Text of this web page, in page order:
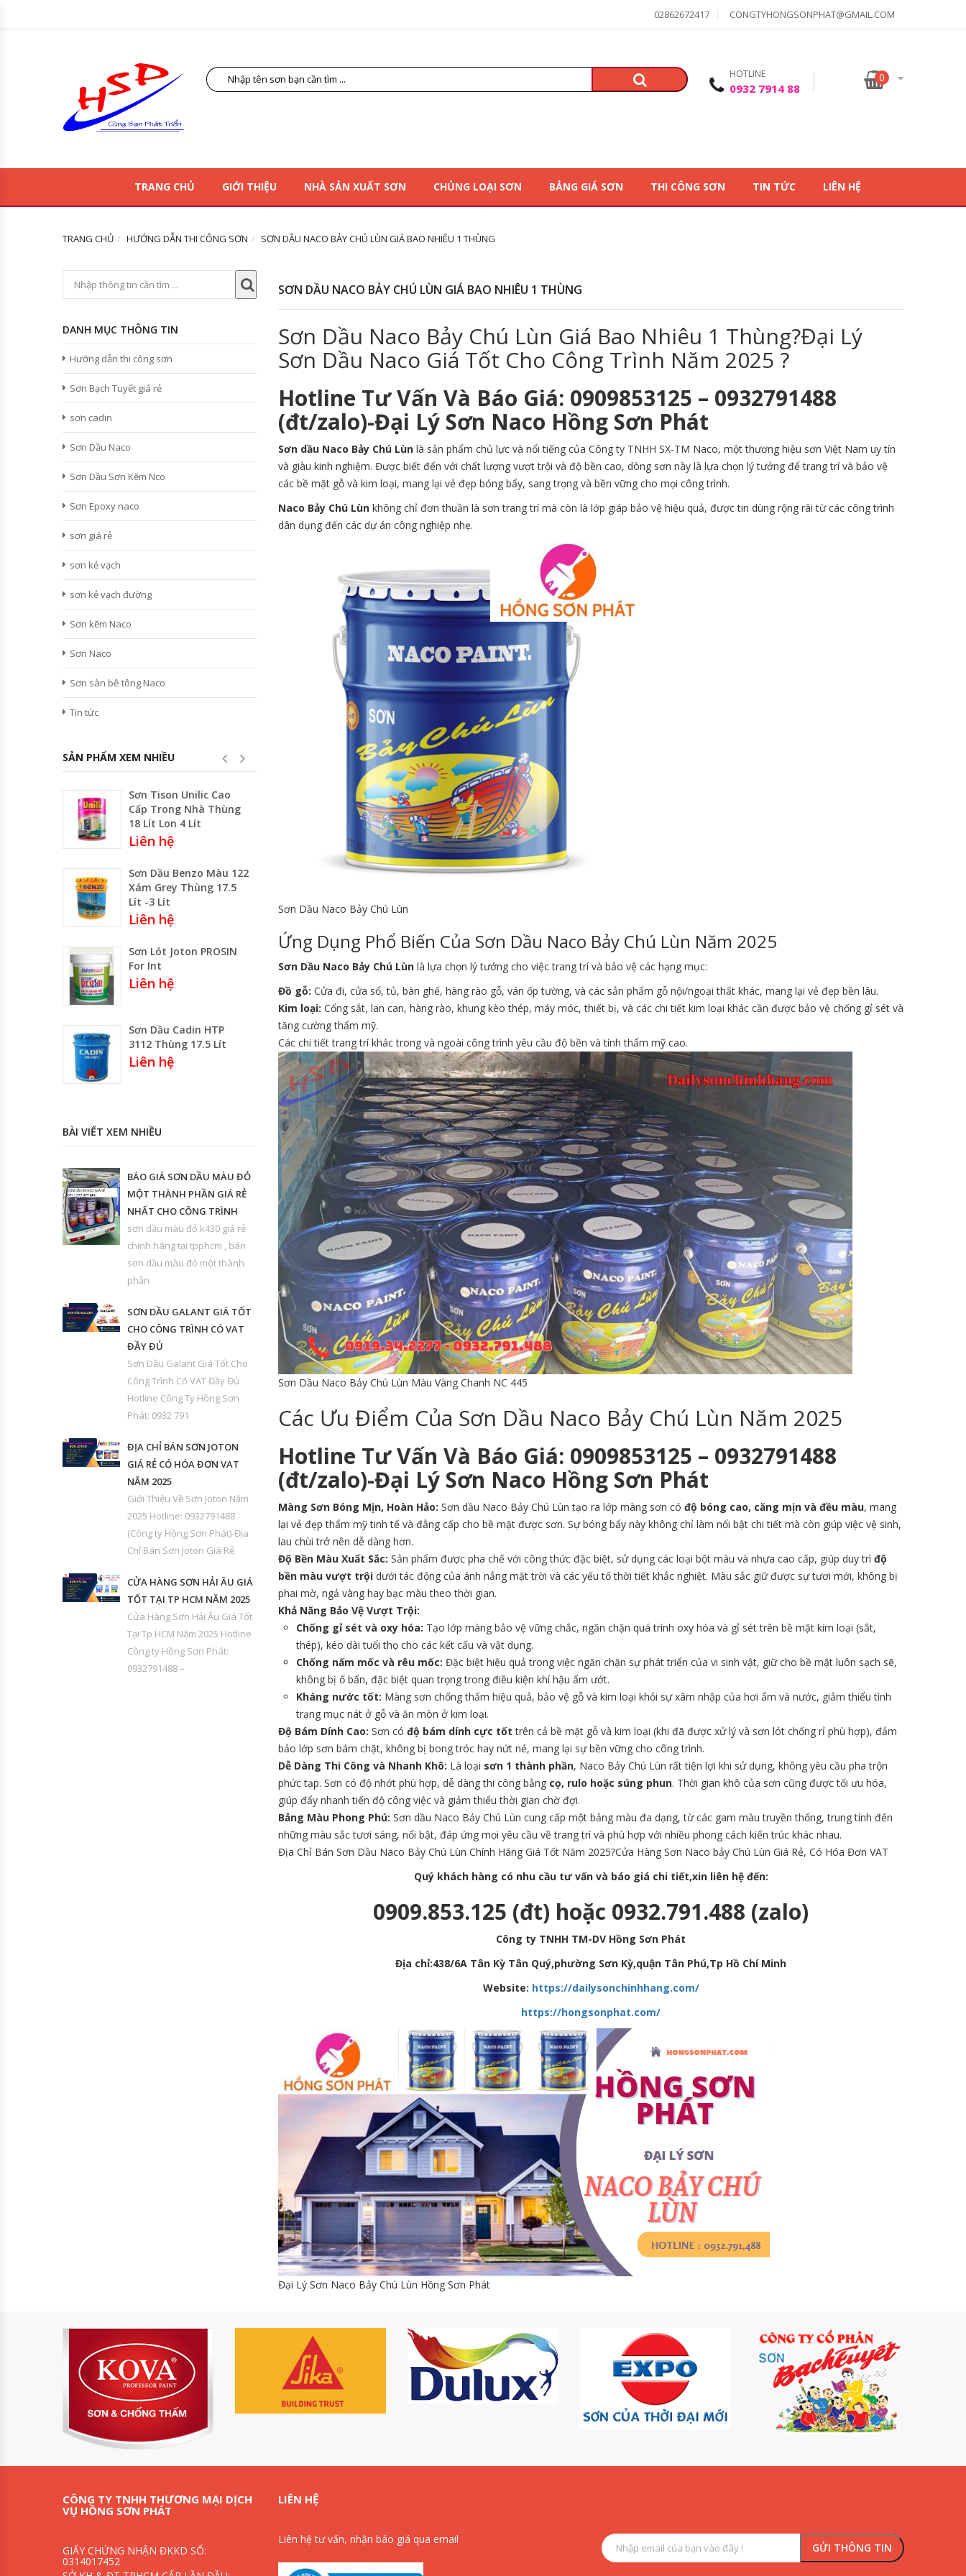
02862672417 CONGTYHONGSONPHAT@GMAIL.COM
HOTLINE
0932 7914 88
0
TRANG CHỦ GIỚI THIỆU NHÀ SẢN XUẤT SƠN CHỦNG LOẠI SƠN BẢNG GIÁ SƠN THI CÔNG SƠN TIN TỨC LIÊN HỆ
TRANG CHỦ HƯỚNG DẪN THI CÔNG SƠN SƠN DẦU NACO BẢY CHÚ LÙN GIÁ BAO NHIÊU 1 THÙNG
SƠN DẦU NACO BẢY CHÚ LÙN GIÁ BAO NHIÊU 1 THÙNG
Sơn Dầu Naco Bảy Chú Lùn Giá Bao Nhiêu 1 Thùng?Đại Lý
Sơn Dầu Naco Giá Tốt Cho Công Trình Năm 2025 ?
Hotline Tư Vấn Và Báo Giá: 0909853125 – 0932791488
(đt/zalo)-Đại Lý Sơn Naco Hồng Sơn Phát
Sơn dầu Naco Bảy Chú Lùn là sản phẩm chủ lực và nổi tiếng của Công ty TNHH SX-TM Naco, một thương hiệu sơn Việt Nam uy tín
và giàu kinh nghiệm. Được biết đến với chất lượng vượt trội và độ bền cao, dòng sơn này là lựa chọn lý tưởng để trang trí và bảo vệ
các bề mặt gỗ và kim loại, mang lại vẻ đẹp bóng bẩy, sang trọng và bền vững cho mọi công trình.
Naco Bảy Chú Lùn không chỉ đơn thuần là sơn trang trí mà còn là lớp giáp bảo vệ hiệu quả, được tin dùng rộng rãi từ các công trình
dân dụng đến các dự án công nghiệp nhẹ.
Sơn Dầu Naco Bảy Chú Lùn
Ứng Dụng Phổ Biến Của Sơn Dầu Naco Bảy Chú Lùn Năm 2025
Sơn Dầu Naco Bảy Chú Lùn là lựa chọn lý tưởng cho việc trang trí và bảo vệ các hạng mục:
Đồ gỗ: Cửa đi, cửa sổ, tủ, bàn ghế, hàng rào gỗ, ván ốp tường, và các sản phẩm gỗ nội/ngoại thất khác, mang lại vẻ đẹp bền lâu.
Kim loại: Cổng sắt, lan can, hàng rào, khung kèo thép, máy móc, thiết bị, và các chi tiết kim loại khác cần được bảo vệ chống gỉ sét và
tăng cường thẩm mỹ.
Các chi tiết trang trí khác trong và ngoài công trình yêu cầu độ bền và tính thẩm mỹ cao.
Sơn Dầu Naco Bảy Chú Lùn Màu Vàng Chanh NC 445
Các Ưu Điểm Của Sơn Dầu Naco Bảy Chú Lùn Năm 2025
Hotline Tư Vấn Và Báo Giá: 0909853125 – 0932791488
(đt/zalo)-Đại Lý Sơn Naco Hồng Sơn Phát
Màng Sơn Bóng Mịn, Hoàn Hảo: Sơn dầu Naco Bảy Chú Lùn tạo ra lớp màng sơn có độ bóng cao, căng mịn và đều màu, mang
lại vẻ đẹp thẩm mỹ tinh tế và đẳng cấp cho bề mặt được sơn. Sự bóng bẩy này không chỉ làm nổi bật chi tiết mà còn giúp việc vệ sinh,
lau chùi trở nên dễ dàng hơn.
Độ Bền Màu Xuất Sắc: Sản phẩm được pha chế với công thức đặc biệt, sử dụng các loại bột màu và nhựa cao cấp, giúp duy trì độ
bền màu vượt trội dưới tác động của ánh nắng mặt trời và các yếu tố thời tiết khắc nghiệt. Màu sắc giữ được sự tươi mới, không bị
phai mờ, ngả vàng hay bạc màu theo thời gian.
Khả Năng Bảo Vệ Vượt Trội:
Chống gỉ sét và oxy hóa: Tạo lớp màng bảo vệ vững chắc, ngăn chặn quá trình oxy hóa và gỉ sét trên bề mặt kim loại (sắt,
thép), kéo dài tuổi thọ cho các kết cấu và vật dụng.
Chống nấm mốc và rêu mốc: Đặc biệt hiệu quả trong việc ngăn chặn sự phát triển của vi sinh vật, giữ cho bề mặt luôn sạch sẽ,
không bị ố bẩn, đặc biệt quan trọng trong điều kiện khí hậu ẩm ướt.
Kháng nước tốt: Màng sơn chống thấm hiệu quả, bảo vệ gỗ và kim loại khỏi sự xâm nhập của hơi ẩm và nước, giảm thiểu tình
trạng mục nát ở gỗ và ăn mòn ở kim loại.
Độ Bám Dính Cao: Sơn có độ bám dính cực tốt trên cả bề mặt gỗ và kim loại (khi đã được xử lý và sơn lót chống rỉ phù hợp), đảm
bảo lớp sơn bám chặt, không bị bong tróc hay nứt nẻ, mang lại sự bền vững cho công trình.
Dễ Dàng Thi Công và Nhanh Khô: Là loại sơn 1 thành phần, Naco Bảy Chú Lùn rất tiện lợi khi sử dụng, không yêu cầu pha trộn
phức tạp. Sơn có độ nhớt phù hợp, dễ dàng thi công bằng cọ, rulo hoặc súng phun. Thời gian khô của sơn cũng được tối ưu hóa,
giúp đẩy nhanh tiến độ công việc và giảm thiểu thời gian chờ đợi.
Bảng Màu Phong Phú: Sơn dầu Naco Bảy Chú Lùn cung cấp một bảng màu đa dạng, từ các gam màu truyền thống, trung tính đến
những màu sắc tươi sáng, nổi bật, đáp ứng mọi yêu cầu về trang trí và phù hợp với nhiều phong cách kiến trúc khác nhau.
Địa Chỉ Bán Sơn Dầu Naco Bảy Chú Lùn Chính Hãng Giá Tốt Năm 2025?Cửa Hàng Sơn Naco bảy Chú Lùn Giá Rẻ, Có Hóa Đơn VAT
Quý khách hàng có nhu cầu tư vấn và báo giá chi tiết,xin liên hệ đến:
0909.853.125 (đt) hoặc 0932.791.488 (zalo)
Công ty TNHH TM-DV Hồng Sơn Phát
Địa chỉ:438/6A Tân Kỳ Tân Quý,phường Sơn Kỳ,quận Tân Phú,Tp Hồ Chí Minh
Website: https://dailysonchinhhang.com/
https://hongsonphat.com/
Đại Lý Sơn Naco Bảy Chú Lùn Hồng Sơn Phát
DANH MỤC THÔNG TIN
Hướng dẫn thi công sơn
Sơn Bạch Tuyết giá rẻ
sơn cadin
Sơn Dầu Naco
Sơn Dầu Sơn Kẽm Nco
Sơn Epoxy naco
sơn giá rẻ
sơn kẻ vạch
sơn kẻ vạch đường
Sơn kẽm Naco
Sơn Naco
Sơn sàn bê tông Naco
Tin tức
SẢN PHẨM XEM NHIỀU
Sơn Tison Unilic Cao
Cấp Trong Nhà Thùng
18 Lít Lon 4 Lít
Liên hệ
Sơn Dầu Benzo Màu 122
Xám Grey Thùng 17.5
Lít -3 Lít
Liên hệ
Sơn Lót Joton PROSIN
For Int
Liên hệ
Sơn Dầu Cadin HTP
3112 Thùng 17.5 Lít
Liên hệ
BÀI VIẾT XEM NHIỀU
BÁO GIÁ SƠN DẦU MÀU ĐỎ
MỘT THÀNH PHẦN GIÁ RẺ
NHẤT CHO CÔNG TRÌNH
sơn dầu màu đỏ k430 giá rẻ
chính hãng tại tpphcm , bán
sơn dầu màu đỏ một thành
phần
SƠN DẦU GALANT GIÁ TỐT
CHO CÔNG TRÌNH CÓ VAT
ĐẦY ĐỦ
Sơn Dầu Galant Giá Tốt Cho
Công Trình Có VAT Đầy Đủ
Hotline Công Ty Hồng Sơn
Phát: 0932 791
ĐỊA CHỈ BÁN SƠN JOTON
GIÁ RẺ CÓ HÓA ĐƠN VAT
NĂM 2025
Giới Thiệu Về Sơn Joton Năm
2025 Hotline: 0932791488
(Công ty Hồng Sơn Phát)-Địa
Chỉ Bán Sơn Joton Giá Rẻ
CỬA HÀNG SƠN HẢI ÂU GIÁ
TỐT TẠI TP HCM NĂM 2025
Cửa Hàng Sơn Hải Âu Giá Tốt
Tại Tp HCM Năm 2025 Hotline
Công ty Hồng Sơn Phát:
0932791488 –
CÔNG TY TNHH THƯƠNG MẠI DỊCH
VỤ HỒNG SƠN PHÁT
GIẤY CHỨNG NHẬN ĐKKD SỐ:
0314017452
LIÊN HỆ
Liên hệ tư vấn, nhận báo giá qua email